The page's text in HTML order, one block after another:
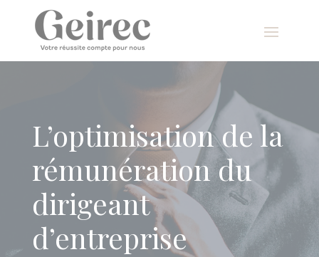
L’optimisation de la
rémunération du
dirigeant
d’entreprise
Panneau de gestion des cookies